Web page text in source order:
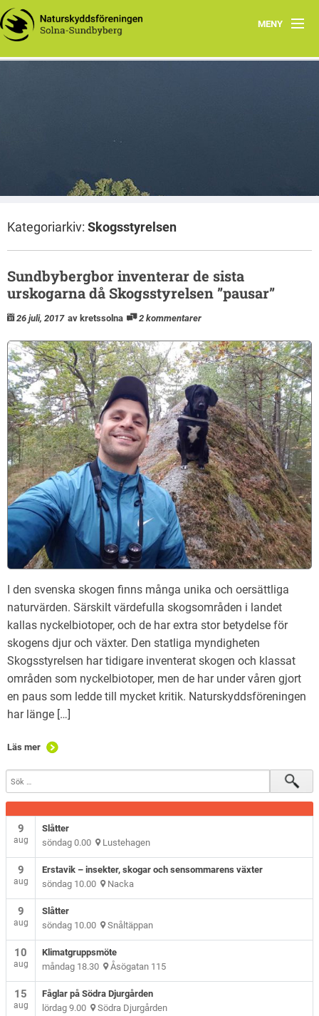
MENY
Hem
Dokument
Kategoriarkiv: Skogsstyrelsen
Sundbybergbor inventerar de sista
urskogarna då Skogsstyrelsen ”pausar”
26 juli, 2017 av kretssolna 2 kommentarer
I den svenska skogen finns många unika och oersättliga
naturvärden. Särskilt värdefulla skogsområden i landet
kallas nyckelbiotoper, och de har extra stor betydelse för
skogens djur och växter. Den statliga myndigheten
Skogsstyrelsen har tidigare inventerat skogen och klassat
områden som nyckelbiotoper, men de har under våren gjort
en paus som ledde till mycket kritik. Naturskyddsföreningen
har länge […]
Läs mer
9
aug
Slåtter
söndag 0.00 Lustehagen
9
aug
Erstavik – insekter, skogar och sensommarens växter
söndag 10.00 Nacka
9
aug
Slåtter
söndag 10.00 Snåltäppan
10
aug
Klimatgruppsmöte
måndag 18.30 Åsögatan 115
15
aug
Fåglar på Södra Djurgården
lördag 9.00 Södra Djurgården